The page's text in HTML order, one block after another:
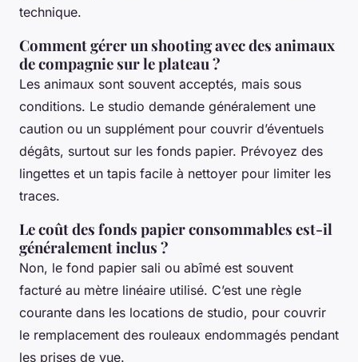
technique.
Comment gérer un shooting avec des animaux
de compagnie sur le plateau ?
Les animaux sont souvent acceptés, mais sous
conditions. Le studio demande généralement une
caution ou un supplément pour couvrir d’éventuels
dégâts, surtout sur les fonds papier. Prévoyez des
lingettes et un tapis facile à nettoyer pour limiter les
traces.
Le coût des fonds papier consommables est-il
généralement inclus ?
Non, le fond papier sali ou abîmé est souvent
facturé au mètre linéaire utilisé. C’est une règle
courante dans les locations de studio, pour couvrir
le remplacement des rouleaux endommagés pendant
les prises de vue.